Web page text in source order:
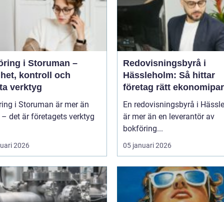
i Storuman –
kontroll och
verktyg
i Storuman är mer än
det är företagets verktyg
2026
Redovisningsbyrå i
Hässleholm: Så hittar
företag rätt
En redovisningsbyrå i
är mer än en leverantör av
bokföring...
05 januari 2026